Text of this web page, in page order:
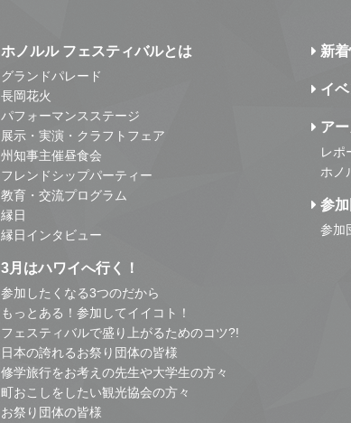
ホノルル フェスティバルとは
グランドパレード
長岡花火
パフォーマンスステージ
展示・実演・クラフトフェア
州知事主催昼食会
フレンドシップパーティー
教育・交流プログラム
縁日
縁日インタビュー
3月はハワイへ行く！
参加したくなる3つのだから
もっとある！参加してイイコト！
フェスティバルで盛り上がるためのコツ?!
日本の誇れるお祭り団体の皆様
修学旅行をお考えの先生や大学生の方々
町おこしをしたい観光協会の方々
お祭り団体の皆様
新
イ
ア
レポ
ホノ
参
参加